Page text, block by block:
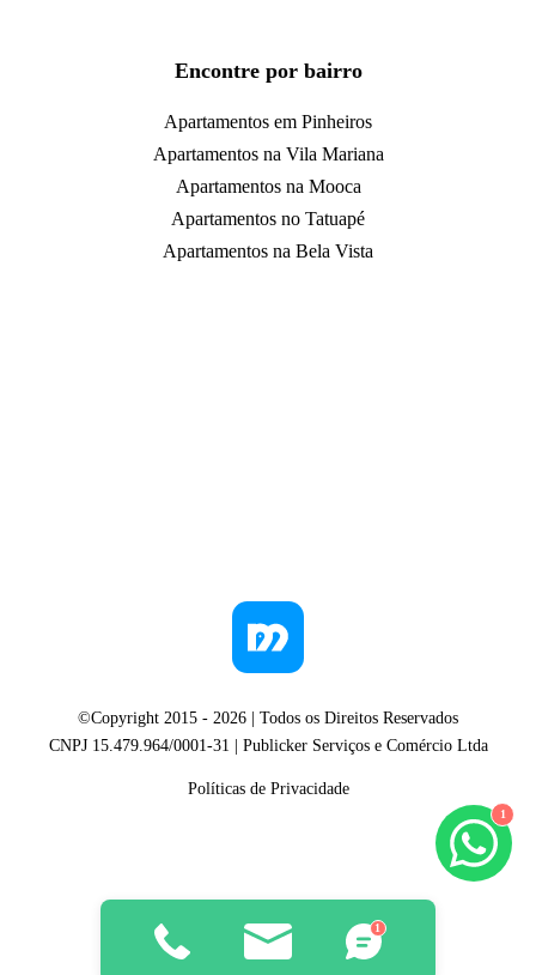
1
1
Encontre por bairro
Apartamentos em Pinheiros
Apartamentos na Vila Mariana
Apartamentos na Mooca
Apartamentos no Tatuapé
Apartamentos na Bela Vista
©Copyright 2015 - 2026 | Todos os Direitos Reservados
CNPJ 15.479.964/0001-31 | Publicker Serviços e Comércio Ltda
Políticas de Privacidade